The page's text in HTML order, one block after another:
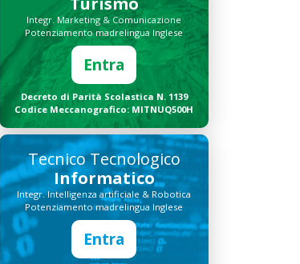
Integr. Marketing & Comunicazione
Potenziamento madrelingua Inglese
Entra
Decreto di Parità Scolastica N. 1139
Codice Meccanografico: MITNUQ500H
Tecnico Tecnologico
Informatico
Integr. Intelligenza artificiale & Robotica
Potenziamento madrelingua Inglese
Entra